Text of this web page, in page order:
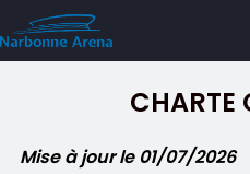
Skip to main content
CHARTE
Mise à jour le 01/07/2026